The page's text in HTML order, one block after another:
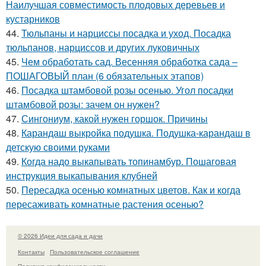
Наилучшая совместимость плодовых деревьев и
кустарников
44. Тюльпаны и нарциссы посадка и уход. Посадка
тюльпанов, нарциссов и других луковичных
45. Чем обработать сад. Весенняя обработка сада –
ПОШАГОВЫЙ план (6 обязательных этапов)
46. Посадка штамбовой розы осенью. Угол посадки
штамбовой розы: зачем он нужен?
47. Сингониум, какой нужен горшок. Причины
48. Карандаш выкройка подушка. Подушка-карандаш в
детскую своими руками
49. Когда надо выкапывать топинамбур. Пошаговая
инструкция выкапывания клубней
50. Пересадка осенью комнатных цветов. Как и когда
пересаживать комнатные растения осенью?
© 2026 Идеи для сада и дачи
Контакты
Пользовательское соглашение